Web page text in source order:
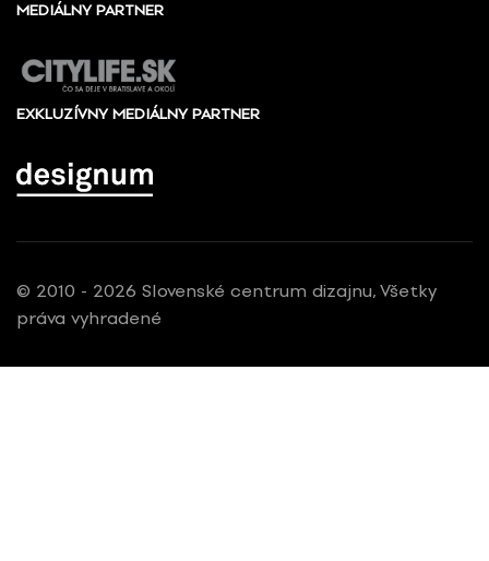
MEDIÁLNY PARTNER
EXKLUZÍVNY MEDIÁLNY PARTNER
© 2010 - 2026 Slovenské centrum dizajnu, Všetky
práva vyhradené